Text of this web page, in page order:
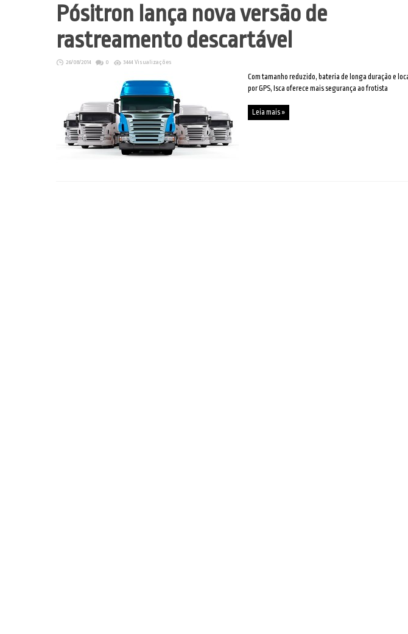
Pósitron lança nova versão de
rastreamento descartável
26/08/2014 0 3444 Visualizações
Com tamanho reduzido, bateria de longa duração e
por GPS, Isca oferece mais segurança ao frotista
Leia mais »